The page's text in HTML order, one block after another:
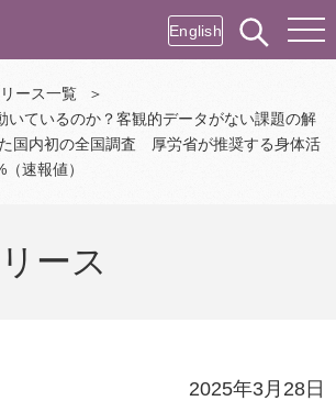
English
ース一覧
＞
いているのか？客観的データがない課題の解
国内初の全国調査 厚労省が推奨する身体活
速報値）
ース
2025年3月28日